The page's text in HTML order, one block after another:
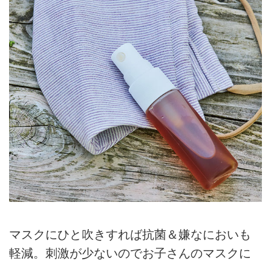
マスクにひと吹きすれば抗菌＆嫌なにおいも
軽減。刺激が少ないのでお子さんのマスクに